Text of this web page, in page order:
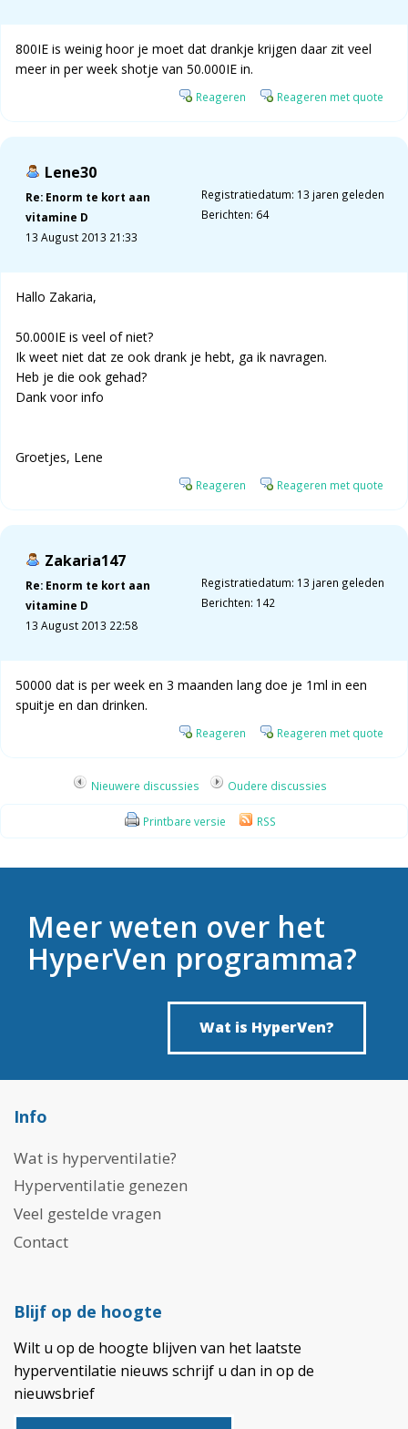
800IE is weinig hoor je moet dat drankje krijgen daar zit veel
meer in per week shotje van 50.000IE in.
Reageren Reageren met quote
Lene30
Re: Enorm te kort aan
vitamine D
13 August 2013 21:33
Registratiedatum: 13 jaren geleden
Berichten: 64
Hallo Zakaria,
50.000IE is veel of niet?
Ik weet niet dat ze ook drank je hebt, ga ik navragen.
Heb je die ook gehad?
Dank voor info
Groetjes, Lene
Reageren Reageren met quote
Zakaria147
Re: Enorm te kort aan
vitamine D
13 August 2013 22:58
Registratiedatum: 13 jaren geleden
Berichten: 142
50000 dat is per week en 3 maanden lang doe je 1ml in een
spuitje en dan drinken.
Reageren Reageren met quote
Nieuwere discussies Oudere discussies
Printbare versie RSS
Meer weten over het
HyperVen programma?
Wat is HyperVen?
Info
Wat is hyperventilatie?
Hyperventilatie genezen
Veel gestelde vragen
Contact
Blijf op de hoogte
Wilt u op de hoogte blijven van het laatste
hyperventilatie nieuws schrijf u dan in op de
nieuwsbrief